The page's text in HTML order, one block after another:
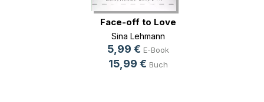
Face-off to Love
Sina Lehmann
5,99 € E-Book
15,99 € Buch